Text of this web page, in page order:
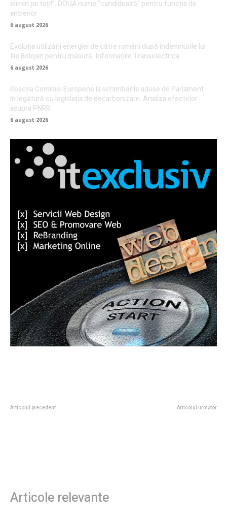
elimin pe toți!”. DOUĂ nume ”candidează” pentru funcția de
antrenor
6 august 2026
Evoluția utilizării energiei de către români după îndemnurile lui
Ilie Bolojan pentru măsură. Informațiile Transelectrica
6 august 2026
Reacția Comisiei Europene la schimbările aduse de Parlament
în legătură cu legislația de decarbonizare. Analiza efectelor
asupra PNRR.
6 august 2026
Articolul precedent Articolul următor
Articole relevante